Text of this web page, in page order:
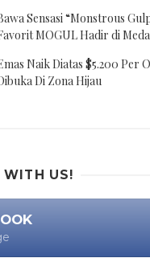
Sensasi “Monstrous
MOGUL Hadir di
Naik Diatas $5.200 Per
Di Zona Hijau
WITH US!